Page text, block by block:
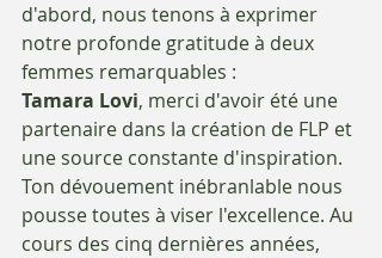
d'abord, nous tenons à exprimer
notre profonde gratitude à deux
femmes remarquables :
Tamara Lovi, merci d'avoir été une
partenaire dans la création de FLP et
une source constante d'inspiration.
Ton dévouement inébranlable nous
pousse toutes à viser l'excellence. Au
cours des cinq dernières années,